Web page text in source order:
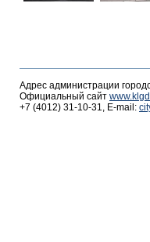
Адрес администрации
Официальный сайт
+7 (4012) 31-10-31, E-mail: